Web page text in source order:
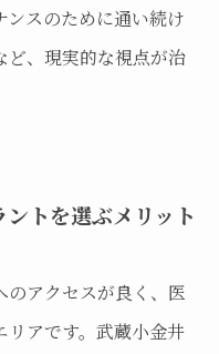
スのために通い続け
ど、現実的な視点が治
トを選ぶメリット
アクセスが良く、医
アです。武蔵小金井